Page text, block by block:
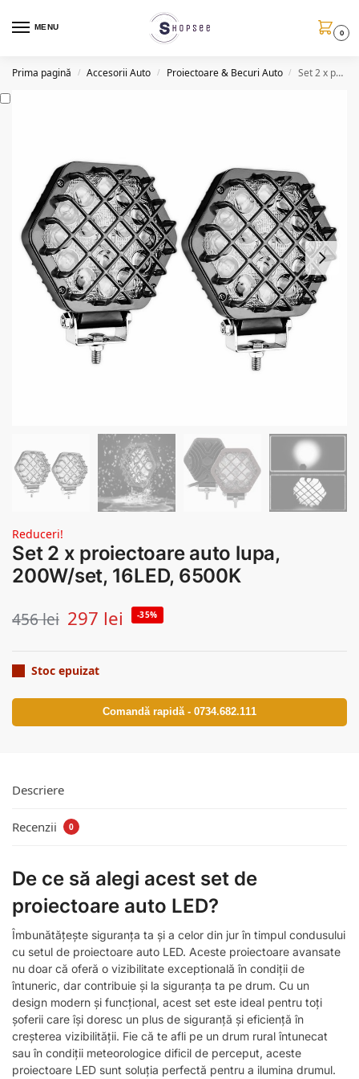
MENU
0
Prima pagină / Accesorii Auto / Proiectoare & Becuri Auto / Set 2 x proiectoare auto lupa, 200W/set, 16LED, 6500K
Reduceri!
Set 2 x proiectoare auto lupa,
200W/set, 16LED, 6500K
456lei 297 lei -35%
Stoc epuizat
Comandă rapidă - 0734.682.111
Descriere
Recenzii 0
De ce să alegi acest set de
proiectoare auto LED?
Îmbunătățește siguranța ta și a celor din jur în timpul condusului
cu setul de proiectoare auto LED. Aceste proiectoare avansate
nu doar că oferă o vizibilitate exceptională în condiții de
întuneric, dar contribuie și la siguranța ta pe drum. Cu un
design modern și funcțional, acest set este ideal pentru toți
șoferii care își doresc un plus de siguranță și eficiență în
creșterea vizibilității. Fie că te afli pe un drum rural întunecat
sau în condiții meteorologice dificil de perceput, aceste
proiectoare LED sunt soluția perfectă pentru a ilumina drumul.